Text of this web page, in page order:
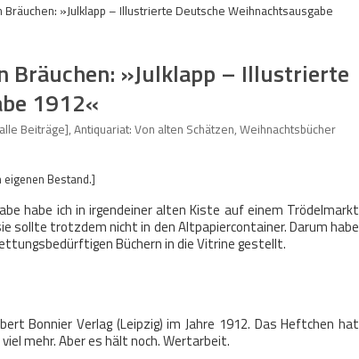
Bräuchen: »Julklapp – Illustrierte Deutsche Weihnachtsausgabe
Bräuchen: »Julklapp – Illustrierte
1912«
Beiträge], Antiquariat: Von alten Schätzen, Weihnachtsbücher
Bestand.]
habe ich in irgendeiner alten Kiste auf einem Trödelmarkt
sollte trotzdem nicht in den Altpapiercontainer. Darum habe
Büchern in die Vitrine gestellt.
Bonnier Verlag (Leipzig) im Jahre 1912. Das Heftchen hat
mehr. Aber es hält noch. Wertarbeit.